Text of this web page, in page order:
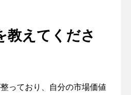
えてくださ
っており、自分の市場価値